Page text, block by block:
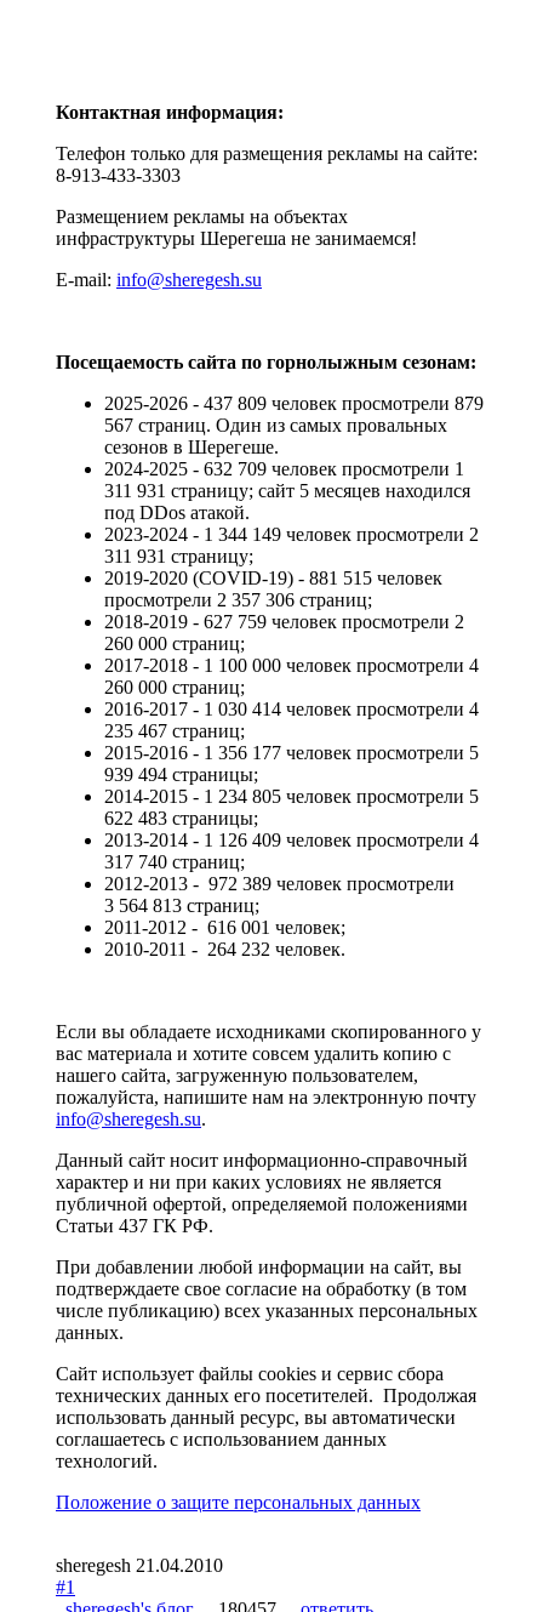
Контактная информация:
Телефон только для размещения рекламы на сайте:
8-913-433-3303
Размещением рекламы на объектах
инфраструктуры Шерегеша не занимаемся!
E-mail: info@sheregesh.su
Посещаемость сайта по горнолыжным сезонам:
2025-2026 - 437 809 человек просмотрели 879
567 страниц. Один из самых провальных
сезонов в Шерегеше.
2024-2025 - 632 709 человек просмотрели 1
311 931 страницу; сайт 5 месяцев находился
под DDos атакой.
2023-2024 - 1 344 149 человек просмотрели 2
311 931 страницу;
2019-2020 (COVID-19) - 881 515 человек
просмотрели 2 357 306 страниц;
2018-2019 - 627 759 человек просмотрели 2
260 000 страниц;
2017-2018 - 1 100 000 человек просмотрели 4
260 000 страниц;
2016-2017 - 1 030 414 человек просмотрели 4
235 467 страниц;
2015-2016 - 1 356 177 человек просмотрели 5
939 494 страницы;
2014-2015 - 1 234 805 человек просмотрели 5
622 483 страницы;
2013-2014 - 1 126 409 человек просмотрели 4
317 740 страниц;
2012-2013 - 972 389 человек просмотрели
3 564 813 страниц;
2011-2012 - 616 001 человек;
2010-2011 - 264 232 человек.
Если вы обладаете исходниками скопированного у
вас материала и хотите совсем удалить копию с
нашего сайта, загруженную пользователем,
пожалуйста, напишите нам на электронную почту
info@sheregesh.su.
Данный сайт носит информационно-справочный
характер и ни при каких условиях не является
публичной офертой, определяемой положениями
Статьи 437 ГК РФ.
При добавлении любой информации на сайт, вы
подтверждаете свое согласие на обработку (в том
числе публикацию) всех указанных персональных
данных.
Сайт использует файлы cookies и сервис сбора
технических данных его посетителей. Продолжая
использовать данный ресурс, вы автоматически
соглашаетесь с использованием данных
технологий.
Положение о защите персональных данных
sheregesh 21.04.2010
#1